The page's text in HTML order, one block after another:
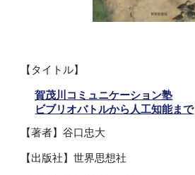
【タイトル】
賀茂川コミュニケーション塾
ビブリオバトルから人工知能まで
【著者】谷口忠大
【出版社】世界思想社